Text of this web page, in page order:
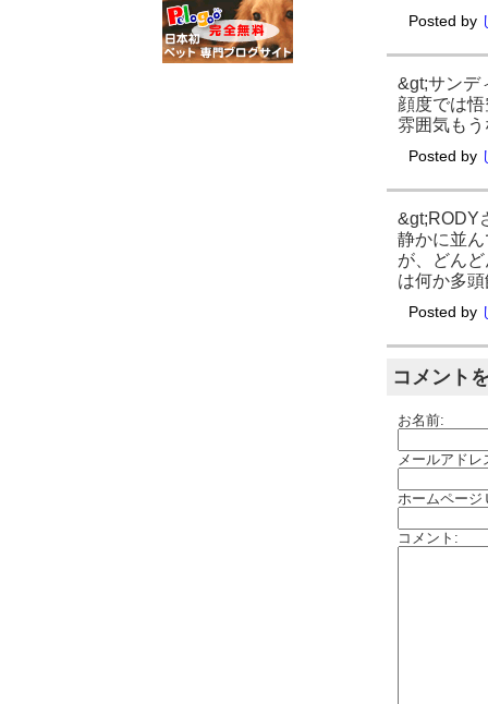
Posted by
&gt;サンデ
顔度では
雰囲気も
Posted by
&gt;RODY
静かに並
が、どん
は何か多
Posted by
コメント
お名前:
メールアド
ホームページ
コメント: